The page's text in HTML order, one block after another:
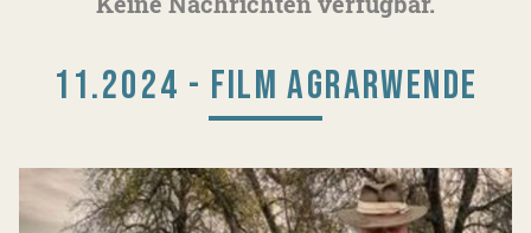
11.2024 - FILM AGRARWENDE